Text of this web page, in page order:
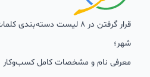
قرار گرفتن در 8 لیست
شهر؛
معرفی نام و مشخصات کامل کسب‌وکار